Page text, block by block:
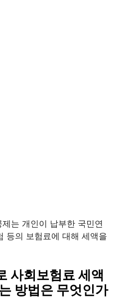
는 개인이 납부한 국민연
등의 보험료에 대해 세액을
사회보험료 세액
방법은 무엇인가